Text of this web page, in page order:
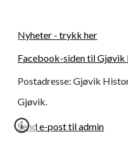
Nyheter - trykk her
Facebook-siden til
Postadresse: Gjøvik
Gjøvik.
Send e-post til admin